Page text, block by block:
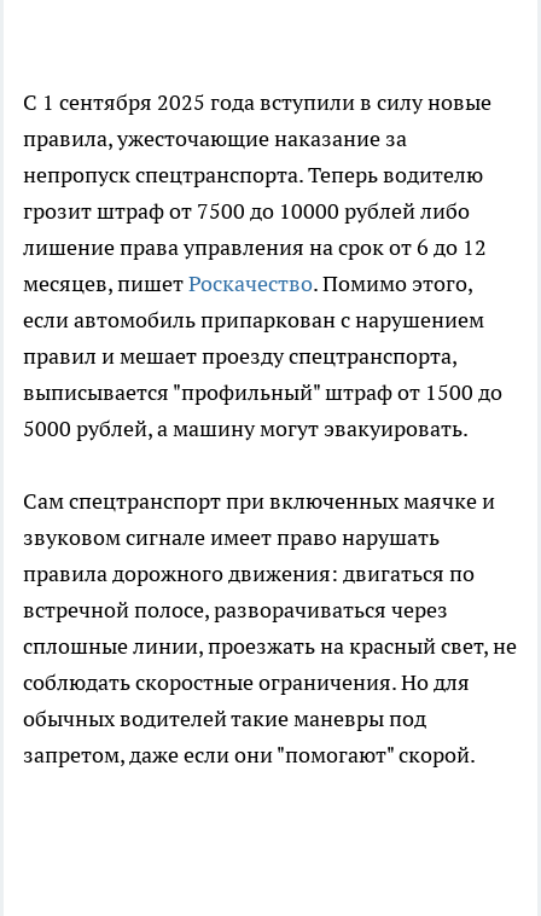
С 1 сентября 2025 года вступили в силу новые
правила, ужесточающие наказание за
непропуск спецтранспорта. Теперь водителю
грозит штраф от 7500 до 10000 рублей либо
лишение права управления на срок от 6 до 12
месяцев, пишетРоскачество. Помимо этого,
если автомобиль припаркован с нарушением
правил и мешает проезду спецтранспорта,
выписывается "профильный" штраф от 1500 до
5000 рублей, а машину могут эвакуировать.
Сам спецтранспорт при включенных маячке и
звуковом сигнале имеет право нарушать
правила дорожного движения: двигаться по
встречной полосе, разворачиваться через
сплошные линии, проезжать на красный свет, не
соблюдать скоростные ограничения. Но для
обычных водителей такие маневры под
запретом, даже если они "помогают" скорой.